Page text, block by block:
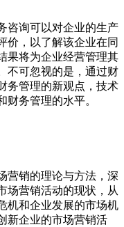
咨询可以对企业的生产
价，以了解该企业在同
果将为企业经营管理其
不可忽视的是，通过财
务管理的新观点，技术
务管理的水平。
营销的理论与方法，深
场营销活动的现状，从
机和企业发展的市场机
新企业的市场营销活